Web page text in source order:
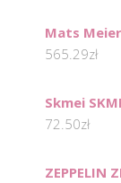
Mats
565.29zł
Skmei
72.50zł
ZEPPELIN